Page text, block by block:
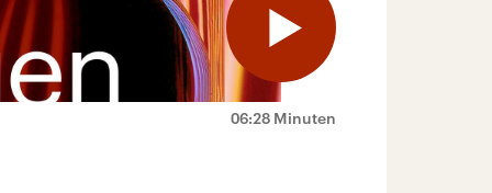
06:28 Minuten